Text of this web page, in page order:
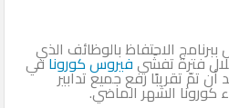
الاحتفاظ بالوظائف الذي
فترة تفشّيفيروس كورونافي
أن تمّ تقريبًا رفع جميع تدابير
كورونا الشهر الماضي.